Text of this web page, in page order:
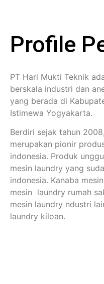
Profile
PT Hari Mukti Teknik
berskala industri dan
yang berada di
Istimewa Yogyakarta.
Berdiri sejak tahun
merupakan pionir
indonesia. Produk
mesin laundry yang
indonesia. Kanaba
mesin laundry rumah
mesin laundry ndustri
laundry kiloan.